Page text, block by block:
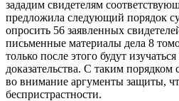
зададим свидетелям
предложила следующий порядок
опросить 56 заявленных
письменные материалы дела 8
только после этого будут
доказательства. С таким порядком
во внимание аргументы защиты,
беспристрастности.